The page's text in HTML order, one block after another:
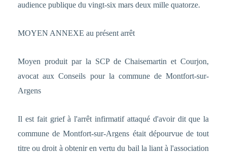
audience publique du vingt-six mars deux mille quatorze.
MOYEN ANNEXE au présent arrêt
Moyen produit par la SCP de Chaisemartin et Courjon,
avocat aux Conseils pour la commune de Montfort-sur-
Argens
Il est fait grief à l'arrêt infirmatif attaqué d'avoir dit que la
commune de Montfort-sur-Argens était dépourvue de tout
titre ou droit à obtenir en vertu du bail la liant à l'association